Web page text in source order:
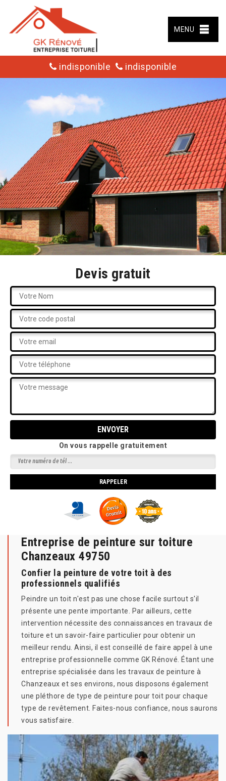
MENU
indisponible indisponible
Devis gratuit
On vous rappelle gratuitement
Entreprise de peinture sur toiture
Chanzeaux 49750
Confier la peinture de votre toit à des
professionnels qualifiés
Peindre un toit n'est pas une chose facile surtout s'il
présente une pente importante. Par ailleurs, cette
intervention nécessite des connaissances en travaux de
toiture et un savoir-faire particulier pour obtenir un
meilleur rendu. Ainsi, il est conseillé de faire appel à une
entreprise professionnelle comme GK Rénové. Étant une
entreprise spécialisée dans les travaux de peinture à
Chanzeaux et ses environs, nous disposons également
une pléthore de type de peinture pour toit pour chaque
type de revêtement. Faites-nous confiance, nous saurons
vous satisfaire.